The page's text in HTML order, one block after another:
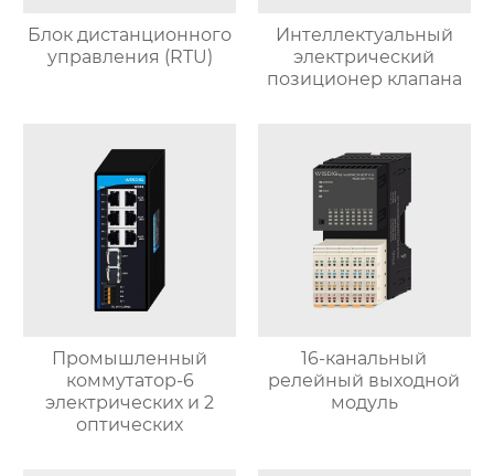
Блок дистанционного
управления (RTU)
Интеллектуальный
электрический
позиционер клапана
Промышленный
коммутатор-6
электрических и 2
оптических
16-канальный
релейный выходной
модуль